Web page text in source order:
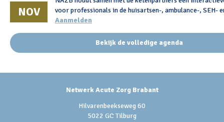
NOV
voor professionals in de huisartsen-, ambulance-, SEH-
Aanmelden
Bekijk de volledige agenda
Netwerk Acute Zorg Brabant
Hilvarenbeekseweg 60
5022 GC Tilburg